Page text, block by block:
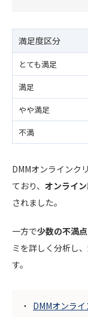
満足度区分
とても満足
満足
やや満足
不満
DMMオンラインク
ており、 オンライ
されました。
一方で少数の不満点
ミを詳しく分析し
す。
DMMオンラ